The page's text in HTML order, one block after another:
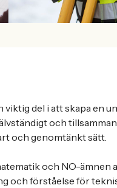
viktig del i att skapa en
och
och genomtänkt sätt.
och NO-
och förståelse för